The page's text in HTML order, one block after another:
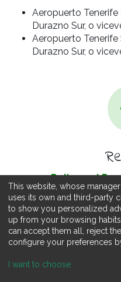
Itinerario Servicios
Aeropuerto
Durazno Sur, o
Aeropuerto
Durazno Sur, o
Rellena el
This website, whose manager
uses its own and third-party
to show you personalized
up from your browsing
can accept them all, reject
configure your preferences
I want to choose